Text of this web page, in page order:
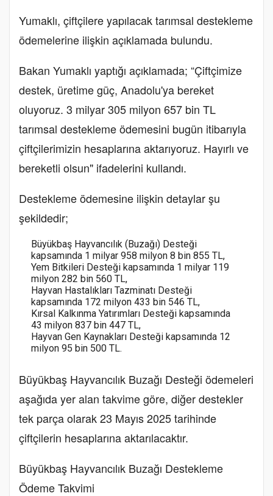
Yumaklı, çiftçilere yapılacak tarımsal destekleme
ödemelerine ilişkin açıklamada bulundu.
Bakan Yumaklı yaptığı açıklamada; “Çiftçimize
destek, üretime güç, Anadolu'ya bereket
oluyoruz. 3 milyar 305 milyon 657 bin TL
tarımsal destekleme ödemesini bugün itibarıyla
çiftçilerimizin hesaplarına aktarıyoruz. Hayırlı ve
bereketli olsun" ifadelerini kullandı.
Destekleme ödemesine ilişkin detaylar şu
şekildedir;
Büyükbaş Hayvancılık (Buzağı) Desteği
kapsamında 1 milyar 958 milyon 8 bin 855 TL,
Yem Bitkileri Desteği kapsamında 1 milyar 119
milyon 282 bin 560 TL,
Hayvan Hastalıkları Tazminatı Desteği
kapsamında 172 milyon 433 bin 546 TL,
Kırsal Kalkınma Yatırımları Desteği kapsamında
43 milyon 837 bin 447 TL,
Hayvan Gen Kaynakları Desteği kapsamında 12
milyon 95 bin 500 TL.
Büyükbaş Hayvancılık Buzağı Desteği ödemeleri
aşağıda yer alan takvime göre, diğer destekler
tek parça olarak 23 Mayıs 2025 tarihinde
çiftçilerin hesaplarına aktarılacaktır.
Büyükbaş Hayvancılık Buzağı Destekleme
Ödeme Takvimi